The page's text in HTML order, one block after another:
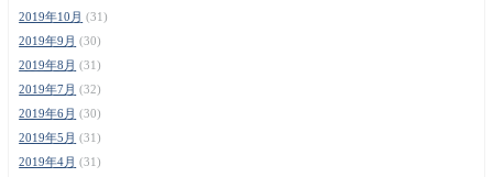
2019年10月 (31)
2019年9月 (30)
2019年8月 (31)
2019年7月 (32)
2019年6月 (30)
2019年5月 (31)
2019年4月 (31)